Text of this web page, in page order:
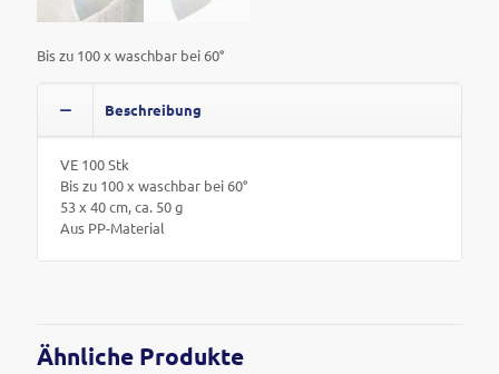
Bis zu 100 x waschbar bei 60°
Beschreibung
VE 100 Stk
Bis zu 100 x waschbar bei 60°
53 x 40 cm, ca. 50 g
Aus PP-Material
Ähnliche Produkte